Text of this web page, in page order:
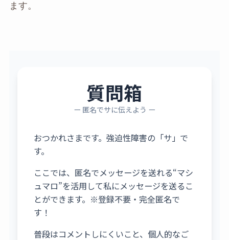
ます。
質問箱
ー 匿名でサに伝えよう ー
おつかれさまです。強迫性障害の「サ」で
す。
ここでは、匿名でメッセージを送れる“マシ
ュマロ”を活用して私にメッセージを送るこ
とができます。※登録不要・完全匿名で
す！
普段はコメントしにくいこと、個人的なご